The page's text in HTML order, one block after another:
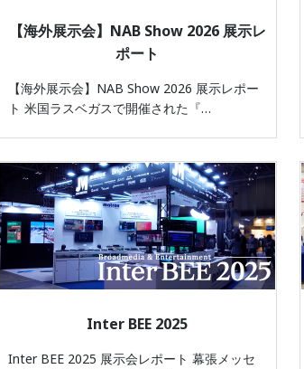
【海外展示会】NAB Show 2026 展示レ
ポート
【海外展示会】NAB Show 2026 展示レポー
ト 米国ラスベガスで開催された『…
Inter BEE 2025
Inter BEE 2025 展示会レポート 幕張メッセ